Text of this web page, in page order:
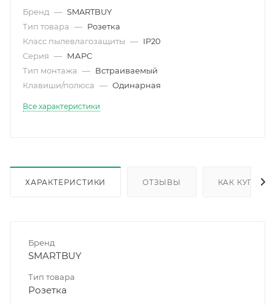
Бренд — SMARTBUY
Тип товара — Розетка
Класс пылевлагозащиты — IP20
Серия — МАРС
Тип монтажа — Встраиваемый
Клавиши/полюса — Одинарная
Все характеристики
ХАРАКТЕРИСТИКИ ОТЗЫВЫ КАК КУПИТЬ
Бренд
SMARTBUY
Тип товара
Розетка